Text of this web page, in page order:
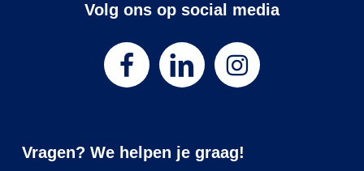
Volg ons op social media
Vragen? We helpen je graag!